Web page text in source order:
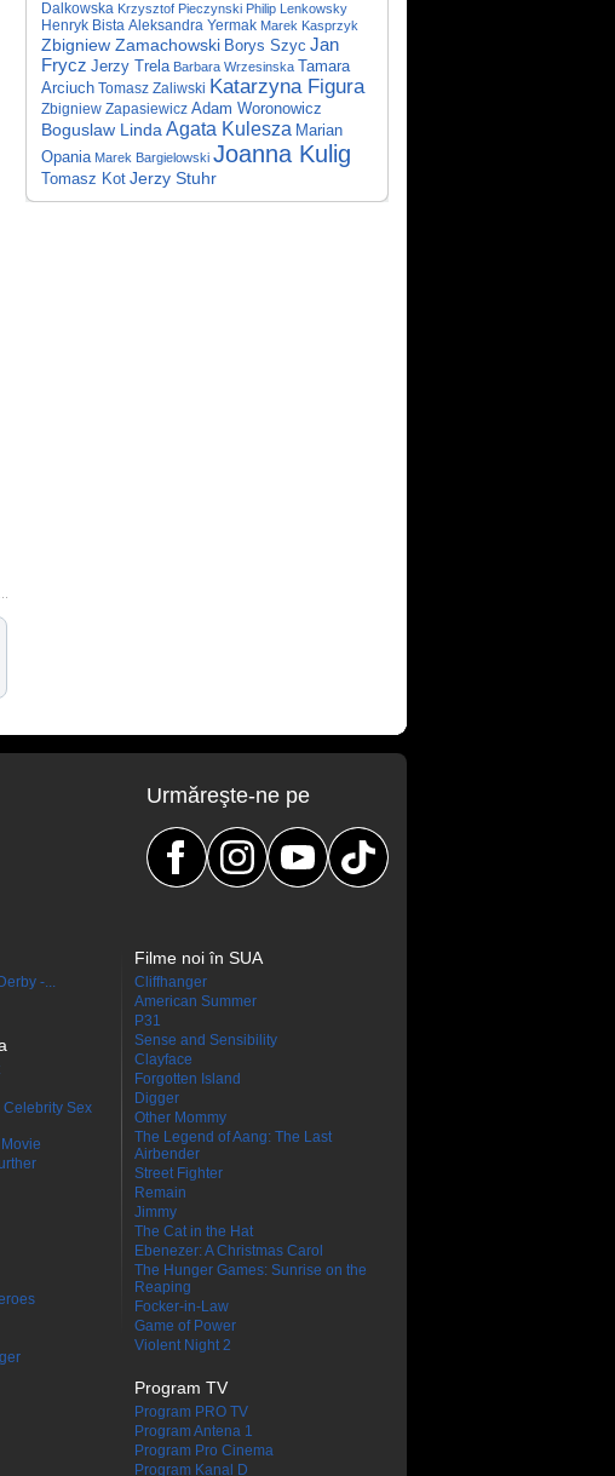
Dalkowska Krzysztof Pieczynski Philip Lenkowsky
Henryk Bista Aleksandra Yermak Marek Kasprzyk
Zbigniew Zamachowski Borys Szyc Jan
Frycz Jerzy Trela Barbara Wrzesinska
Tamara
Arciuch Tomasz Zaliwski Katarzyna Figura
Zbigniew Zapasiewicz Adam Woronowicz
Boguslaw Linda Agata Kulesza Marian
Opania Marek Bargielowski Joanna Kulig
Tomasz Kot Jerzy Stuhr
Urmăreşte-ne pe
-...
Sex
Filme noi în SUA
Cliffhanger
American Summer
P31
Sense and Sensibility
Clayface
Forgotten Island
Digger
Other Mommy
The Legend of Aang: The Last
Airbender
Street Fighter
Remain
Jimmy
The Cat in the Hat
Ebenezer: A Christmas Carol
The Hunger Games: Sunrise on the
Reaping
Focker-in-Law
Game of Power
Violent Night 2
Program TV
Program PRO TV
Program Antena 1
Program Pro Cinema
Program Kanal D